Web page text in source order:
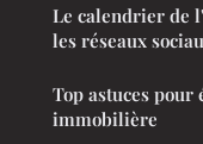
Le calendrier de
les réseaux
Top astuces pour
immobilière